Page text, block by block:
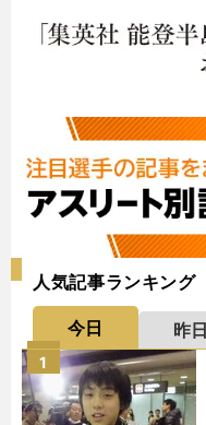
人気記事ランキング
今日 昨日
1